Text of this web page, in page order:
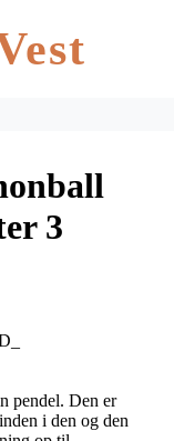
3
pendel. Den er
i den og den